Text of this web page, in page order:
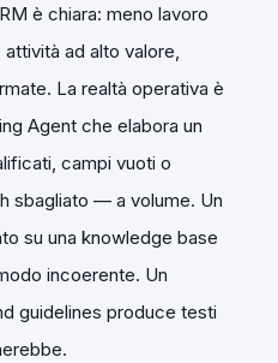
è chiara: meno lavoro
ad alto valore,
La realtà operativa è
Agent che elabora un
campi vuoti o
sbagliato — a volume. Un
su una knowledge base
incoerente. Un
guidelines produce testi